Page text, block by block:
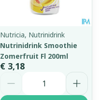
Nutricia, Nutrinidrink
Nutrinidrink Smoothie
Zomerfruit Fl 200ml
€ 3,18